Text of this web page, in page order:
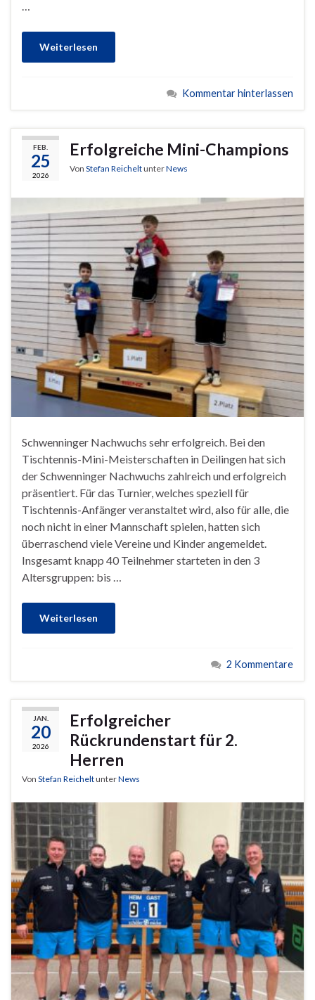
Weiterlesen
Kommentar hinterlassen
FEB.
25
2026
Erfolgreiche Mini-Champions
Von Stefan ReicheltunterNews
Schwenninger Nachwuchs sehr erfolgreich. Bei den
Tischtennis-Mini-Meisterschaften in Deilingen hat sich
der Schwenninger Nachwuchs zahlreich und erfolgreich
präsentiert. Für das Turnier, welches speziell für
Tischtennis-Anfänger veranstaltet wird, also für alle, die
noch nicht in einer Mannschaft spielen, hatten sich
überraschend viele Vereine und Kinder angemeldet.
Insgesamt knapp 40 Teilnehmer starteten in den 3
Altersgruppen: bis …
Weiterlesen
2 Kommentare
JAN.
20
2026
Erfolgreicher
Rückrundenstart für 2.
Herren
Von Stefan ReicheltunterNews